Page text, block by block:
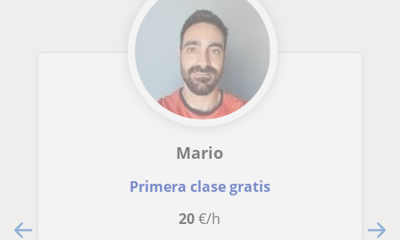
Mario
Primera clase gratis
20€/h